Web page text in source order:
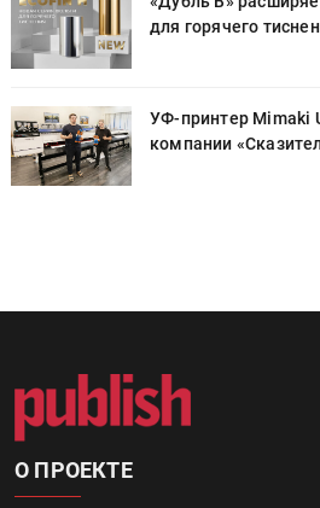
для горячего
УФ-принтер Mimaki
компании
О ПРОЕКТЕ